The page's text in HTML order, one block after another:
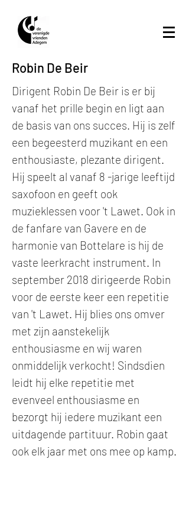
Robin De Beir
Dirigent Robin De Beir is er bij
vanaf het prille begin en ligt aan
de basis van ons succes. Hij is zelf
een begeesterd muzikant en een
enthousiaste, plezante dirigent.
Hij speelt al vanaf 8 -jarige leeftijd
saxofoon en geeft ook
muzieklessen voor 't Lawet. Ook in
de fanfare van Gavere en de
harmonie van Bottelare is hij de
vaste leerkracht instrument. In
september 2018 dirigeerde Robin
voor de eerste keer een repetitie
van 't Lawet. Hij blies ons omver
met zijn aanstekelijk
enthousiasme en wij waren
onmiddelijk verkocht! Sindsdien
leidt hij elke repetitie met
evenveel enthousiasme en
bezorgt hij iedere muzikant een
uitdagende partituur. Robin gaat
ook elk jaar met ons mee op kamp.